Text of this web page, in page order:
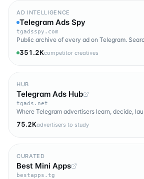
AD INTELLIGENCE
Telegram Ads Spy
tgadsspy.com
Public archive of every ad on Telegram.
351.2Kcompetitor creatives
HUB
Telegram Ads Hub
tgads.net
Where Telegram advertisers learn, decide,
75.2Kadvertisers to study
CURATED
Best Mini Apps
bestapps.tg